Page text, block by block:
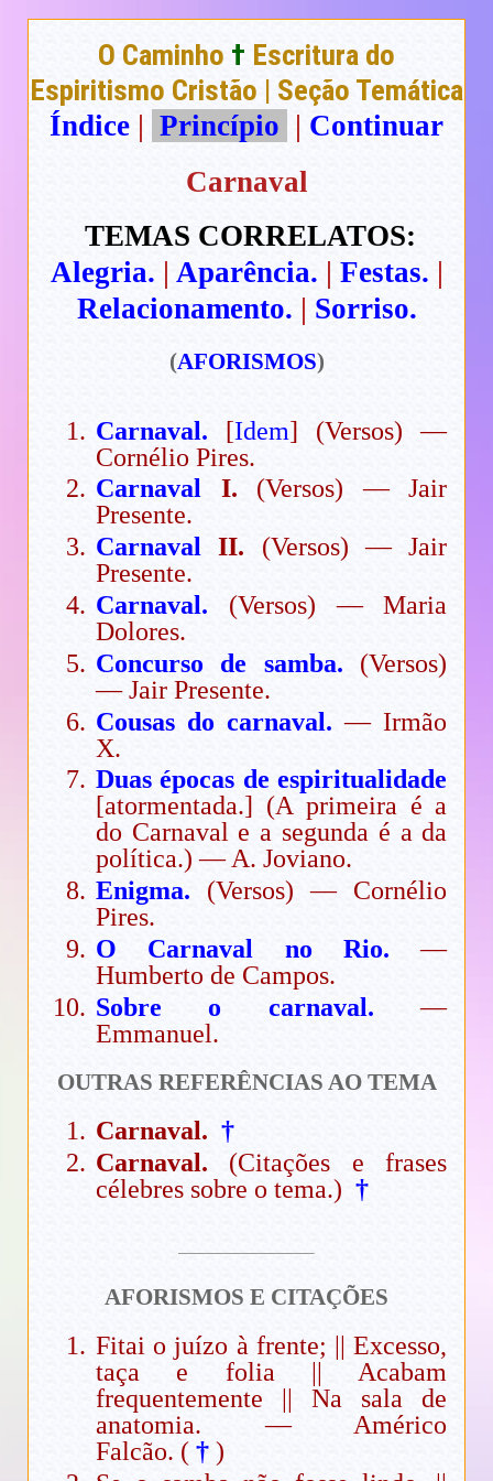
O Caminho † Escritura do
Espiritismo Cristão | Seção Temática
Índice | Princípio | Continuar
Carnaval
TEMAS CORRELATOS:
Alegria. | Aparência. | Festas. |
Relacionamento. | Sorriso.
(AFORISMOS)
Carnaval. [Idem] (Versos) —
Cornélio Pires.
CarnavalI. (Versos) — Jair
Presente.
CarnavalII. (Versos) — Jair
Presente.
Carnaval.
(Versos) — Maria
Dolores.
Concurso de samba. (Versos)
— Jair Presente.
Cousas do carnaval. — Irmão
X.
Duas épocas de espiritualidade
[atormentada.] (A primeira é a
do Carnaval e a segunda é a da
política.) — A. Joviano.
Enigma. (Versos) — Cornélio
Pires.
O Carnaval no Rio. —
Humberto de Campos.
Sobre o carnaval. —
Emmanuel.
OUTRAS REFERÊNCIAS AO TEMA
Carnaval. †
Carnaval. (Citações e frases
célebres sobre o tema.) †
AFORISMOS E CITAÇÕES
Fitai o juízo à frente; || Excesso,
taça e folia || Acabam
frequentemente || Na sala de
anatomia. — Américo
Falcão. († )